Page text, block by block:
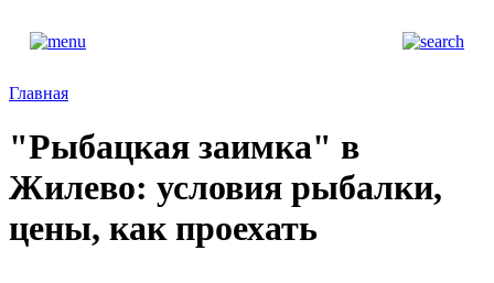
Главная
"Рыбацкая заимка" в
Жилево: условия рыбалки,
цены, как проехать